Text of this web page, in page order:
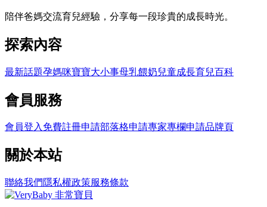
陪伴爸媽交流育兒經驗，分享每一段珍貴的成長時光。
探索內容
最新話題孕媽咪寶寶大小事母乳餵奶兒童成長育兒百科
會員服務
會員登入免費註冊申請部落格申請專家專欄申請品牌頁
關於本站
聯絡我們 隱私權政策服務條款